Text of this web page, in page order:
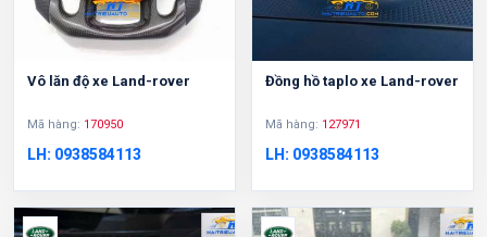
Vô lăn độ xe Land-rover
Mã hàng: 170950
LH: 0938584113
Đồng hồ taplo xe Land-rover
Mã hàng: 127971
LH: 0938584113